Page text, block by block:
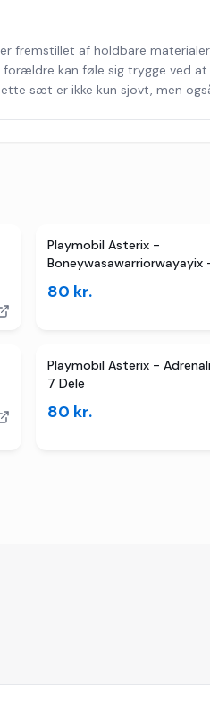
fremstillet af holdbare
kan føle sig trygge ved
sæt er ikke kun sjovt, men
Playmobil Asterix -
Boneywasawarriorwayayix
80 kr.
Playmobil Asterix -
7 Dele
80 kr.